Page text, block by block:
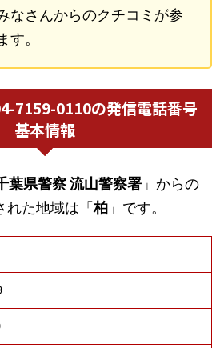
なさんからのクチコミが参
す。
7159-0110の発信電話番号
基本情報
葉県警察 流山警察署 」からの
れた地域は「柏 」です。